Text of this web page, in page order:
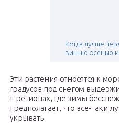
Когда лучше
вишню осенью
Эти растения относятся к
градусов под снегом
в регионах, где зимы
предполагает, что все-таки
укрывать